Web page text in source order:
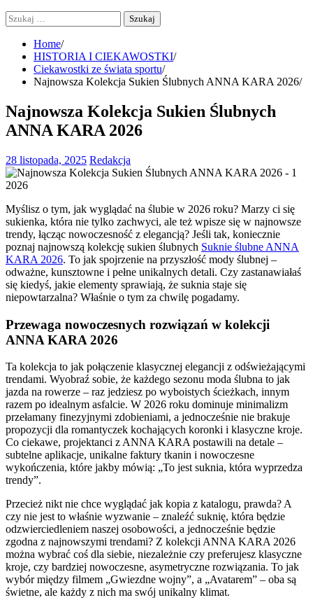
Szukaj:
Home
HISTORIA I CIEKAWOSTKI
Ciekawostki ze świata sportu
Najnowsza Kolekcja Sukien Ślubnych ANNA KARA 2026
Najnowsza Kolekcja Sukien Ślubnych
ANNA KARA 2026
28 listopada, 2025 Redakcja
Myślisz o tym, jak wyglądać na ślubie w 2026 roku? Marzy ci się
sukienka, która nie tylko zachwyci, ale też wpisze się w najnowsze
trendy, łącząc nowoczesność z elegancją? Jeśli tak, koniecznie
poznaj najnowszą kolekcję sukien ślubnych Suknie ślubne ANNA
KARA 2026. To jak spojrzenie na przyszłość mody ślubnej –
odważne, kunsztowne i pełne unikalnych detali. Czy zastanawiałaś
się kiedyś, jakie elementy sprawiają, że suknia staje się
niepowtarzalna? Właśnie o tym za chwilę pogadamy.
Przewaga nowoczesnych rozwiązań w kolekcji
ANNA KARA 2026
Ta kolekcja to jak połączenie klasycznej elegancji z odświeżającymi
trendami. Wyobraź sobie, że każdego sezonu moda ślubna to jak
jazda na rowerze – raz jedziesz po wyboistych ścieżkach, innym
razem po idealnym asfalcie. W 2026 roku dominuje minimalizm
przełamany finezyjnymi zdobieniami, a jednocześnie nie brakuje
propozycji dla romantyczek kochających koronki i klasyczne kroje.
Co ciekawe, projektanci z ANNA KARA postawili na detale –
subtelne aplikacje, unikalne faktury tkanin i nowoczesne
wykończenia, które jakby mówią: „To jest suknia, która wyprzedza
trendy”.
Przecież nikt nie chce wyglądać jak kopia z katalogu, prawda? A
czy nie jest to właśnie wyzwanie – znaleźć suknię, która będzie
odzwierciedleniem naszej osobowości, a jednocześnie będzie
zgodna z najnowszymi trendami? Z kolekcji ANNA KARA 2026
można wybrać coś dla siebie, niezależnie czy preferujesz klasyczne
kroje, czy bardziej nowoczesne, asymetryczne rozwiązania. To jak
wybór między filmem „Gwiezdne wojny”, a „Avatarem” – oba są
świetne, ale każdy z nich ma swój unikalny klimat.